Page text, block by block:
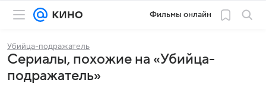
Фильмы онлайн
Убийца-подражатель
Сериалы, похожие на «Убийца-
подражатель»